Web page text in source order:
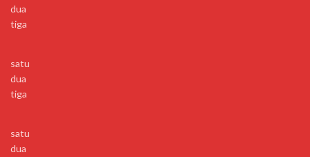
dua
tiga
satu
dua
tiga
satu
dua